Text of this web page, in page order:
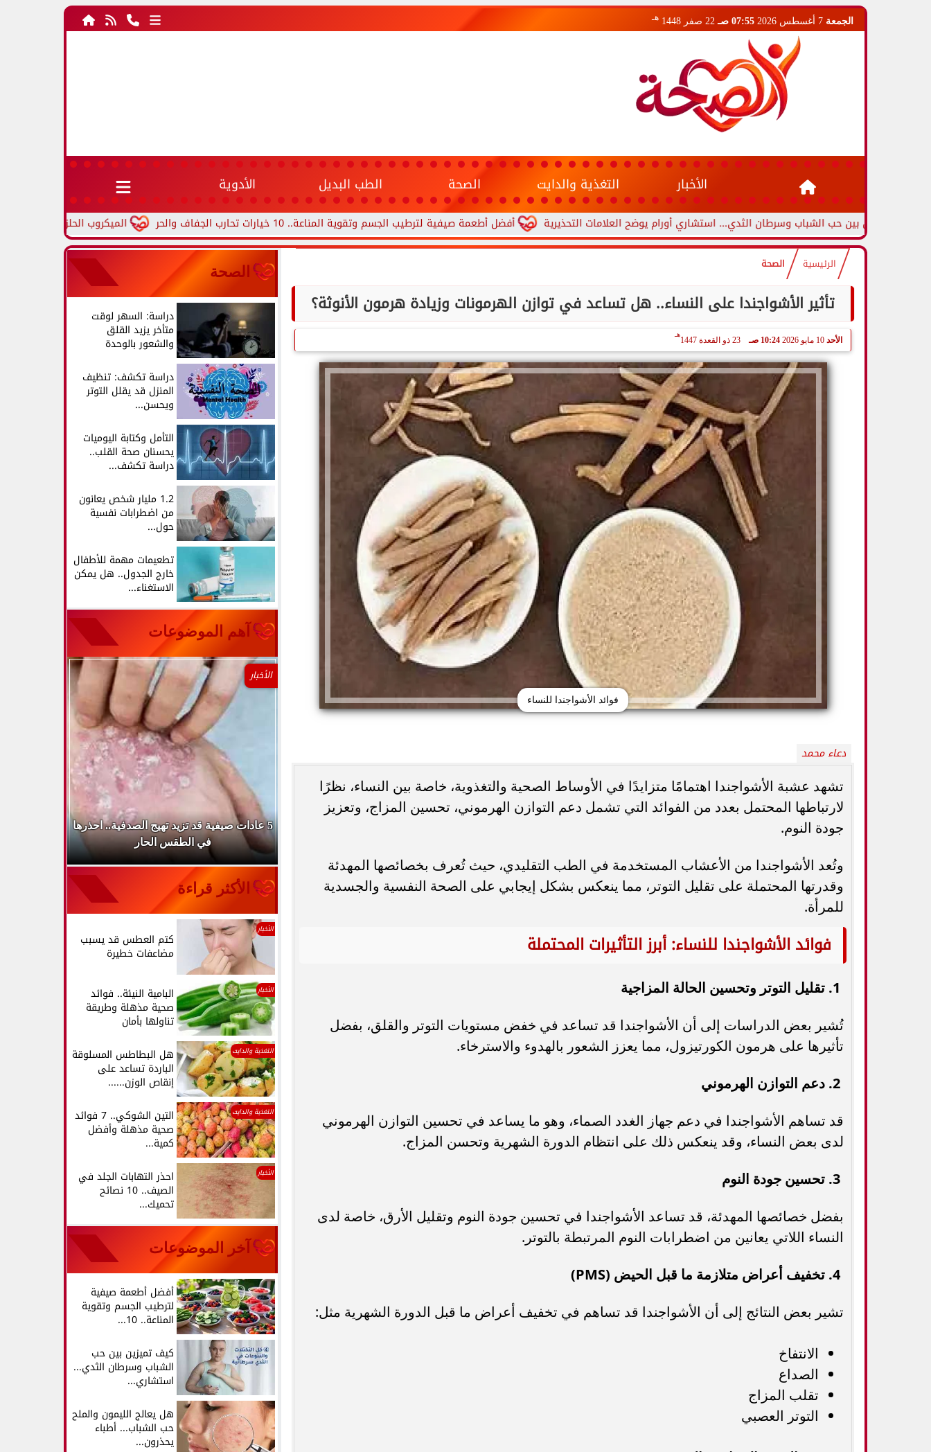
الجمعة 07:55 صـ 22 صفر 1448 هـ
الأخبار التغذية والدايت الصحة الطب البديل الأدوية
الميكروب الحلزوني.. أعراض جرثومة أفضل أطعمة صيفية لترطيب الجسم وتقوية المناعة.. 10 خيارات تحارب الجفاف والحر بين حب الشباب وسرطان الثدي... استشاري أورام يوضح العلامات التحذيرية
الرئيسية الصحة
تأثير الأشواجندا على النساء.. هل تساعد في توازن الهرمونات وزيادة هرمون الأنوثة؟
الأحد 10 مايو 2026 10:24 صـ 23 ذو القعدة 1447
هـ
فوائد الأشواجندا للنساء
دعاء محمد
تشهد عشبة الأشواجندا اهتمامًا متزايدًا في الأوساط الصحية والتغذوية، خاصة بين النساء، نظرًا
لارتباطها المحتمل بعدد من الفوائد التي تشمل دعم التوازن الهرموني، تحسين المزاج، وتعزيز
جودة النوم.
وتُعد الأشواجندا من الأعشاب المستخدمة في الطب التقليدي، حيث تُعرف بخصائصها المهدئة
وقدرتها المحتملة على تقليل التوتر، مما ينعكس بشكل إيجابي على الصحة النفسية والجسدية
للمرأة.
فوائد الأشواجندا للنساء: أبرز التأثيرات المحتملة
تُشير بعض الدراسات إلى أن الأشواجندا قد تساعد في خفض مستويات التوتر والقلق، بفضل
تأثيرها على هرمون الكورتيزول، مما يعزز الشعور بالهدوء والاسترخاء.
قد تساهم الأشواجندا في دعم جهاز الغدد الصماء، وهو ما يساعد في تحسين التوازن الهرموني
لدى بعض النساء، وقد ينعكس ذلك على انتظام الدورة الشهرية وتحسن المزاج.
بفضل خصائصها المهدئة، قد تساعد الأشواجندا في تحسين جودة النوم وتقليل الأرق، خاصة لدى
النساء اللاتي يعانين من اضطرابات النوم المرتبطة بالتوتر.
تشير بعض النتائج إلى أن الأشواجندا قد تساهم في تخفيف أعراض ما قبل الدورة الشهرية مثل:
الانتفاخ
الصداع
تقلب المزاج
التوتر العصبي
الصحة
دراسة: السهر لوقت
متأخر يزيد القلق
والشعور بالوحدة
دراسة تكشف: تنظيف
المنزل قد يقلل التوتر
ويحسن...
التأمل وكتابة اليوميات
يحسنان صحة القلب..
دراسة تكشف...
1.2 مليار شخص يعانون
من اضطرابات نفسية
حول...
تطعيمات مهمة للأطفال
خارج الجدول.. هل يمكن
الاستغناء...
آهم الموضوعات
أفضل أطعمة صيفية لترطيب الجسم وتقوية
كيف تميزين بين حب الشباب وسرطان
الأخبار
5 عادات صيفية قد تزيد تهيج الصدفية.. احذرها
في الطقس الحار
الأكثر قراءة
الأخبار
كتم العطس قد يسبب
مضاعفات خطيرة
الأخبار البامية النيئة.. فوائد
صحية مذهلة وطريقة
تناولها بأمان
التغذية والدايت هل البطاطس المسلوقة
الباردة تساعد على
إنقاص الوزن......
التغذية والدايت التين الشوكي.. 7 فوائد
صحية مذهلة وأفضل
كمية...
الأخبار احذر التهابات الجلد في
الصيف.. 10 نصائح
تحميك...
آخر الموضوعات
أفضل أطعمة صيفية
لترطيب الجسم وتقوية
المناعة.. 10...
كيف تميزين بين حب
الشباب وسرطان الثدي...
استشاري...
هل يعالج الليمون والملح
حب الشباب... أطباء
يحذرون...